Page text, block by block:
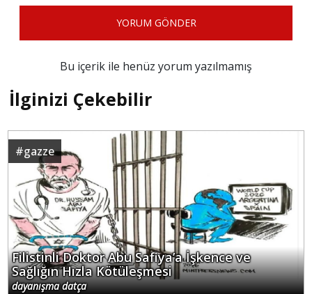
YORUM GÖNDER
Bu içerik ile henüz yorum yazılmamış
İlginizi Çekebilir
#gazze
Filistinli Doktor Abu Safiya’a İşkence ve
Sağlığın Hızla Kötüleşmesi
dayanışma datça